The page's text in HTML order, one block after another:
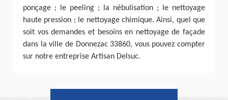
ponçage ; le peeling ; la nébulisation ; le nettoyage
haute pression ; le nettoyage chimique. Ainsi, quel que
soit vos demandes et besoins en nettoyage de façade
dans la ville de Donnezac 33860, vous pouvez compter
sur notre entreprise Artisan Delsuc.